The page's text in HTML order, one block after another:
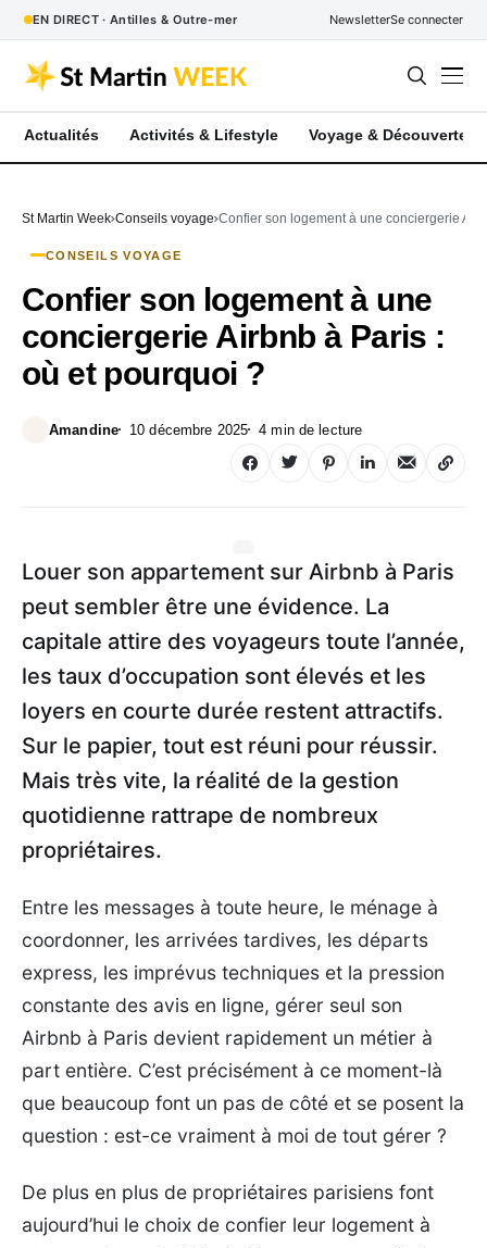
EN DIRECT · Antilles & Outre-mer NewsletterSe connecter
Actualités Activités & Lifestyle Voyage & Découverte
St Martin Week Conseils voyage Confier son logement à une conciergerie
CONSEILS VOYAGE
Confier son logement à une
conciergerie Airbnb à Paris :
où et pourquoi ?
Amandine 10 décembre 2025 4 min de lecture
Louer son appartement sur Airbnb à Paris
peut sembler être une évidence. La
capitale attire des voyageurs toute l’année,
les taux d’occupation sont élevés et les
loyers en courte durée restent attractifs.
Sur le papier, tout est réuni pour réussir.
Mais très vite, la réalité de la gestion
quotidienne rattrape de nombreux
propriétaires.
Entre les messages à toute heure, le ménage à
coordonner, les arrivées tardives, les départs
express, les imprévus techniques et la pression
constante des avis en ligne, gérer seul son
Airbnb à Paris devient rapidement un métier à
part entière. C’est précisément à ce moment-là
que beaucoup font un pas de côté et se posent la
question : est-ce vraiment à moi de tout gérer ?
De plus en plus de propriétaires parisiens font
aujourd’hui le choix de confier leur logement à